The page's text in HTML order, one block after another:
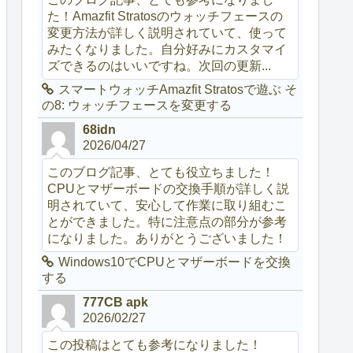
た！Amazfit Stratosのウォッチフェースの
変更方法が詳しく説明されていて、使って
みたくなりました。自分好みにカスタマイ
ズできるのはいいですね。次回の更新...
スマートウォッチAmazfit Stratosで遊ぶ そ
の8: ウォッチフェースを変更する
68idn
2026/04/27
このブログ記事、とても役立ちました！
CPUとマザーボードの交換手順が詳しく説
明されていて、安心して作業に取り組むこ
とができました。特に注意点の部分が参考
になりました。ありがとうございました！
Windows10でCPUとマザーボードを交換
する
777CB apk
2026/02/27
この投稿はとても参考になりました！